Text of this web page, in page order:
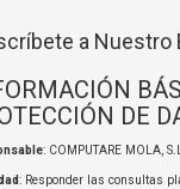
a Nuestro
DE
: COMPUTARE MOLA,
: Responder las consultas